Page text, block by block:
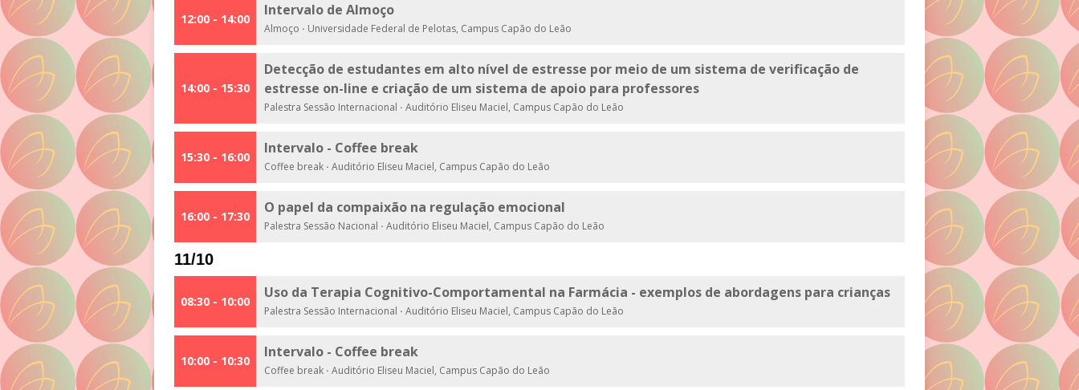
12:00 - 14:00
Intervalo de Almoço
Almoço · Universidade Federal de Pelotas, Campus Capão do Leão
14:00 - 15:30
Detecção de estudantes em alto nível de estresse por meio de um sistema de verificação de
estresse on-line e criação de um sistema de apoio para professores
Palestra Sessão Internacional · Auditório Eliseu Maciel, Campus Capão do Leão
15:30 - 16:00
Intervalo - Coffee break
Coffee break · Auditório Eliseu Maciel, Campus Capão do Leão
16:00 - 17:30
O papel da compaixão na regulação emocional
Palestra Sessão Nacional · Auditório Eliseu Maciel, Campus Capão do Leão
11/10
08:30 - 10:00
Uso da Terapia Cognitivo-Comportamental na Farmácia - exemplos de abordagens para crianças
Palestra Sessão Internacional · Auditório Eliseu Maciel, Campus Capão do Leão
10:00 - 10:30
Intervalo - Coffee break
Coffee break · Auditório Eliseu Maciel, Campus Capão do Leão